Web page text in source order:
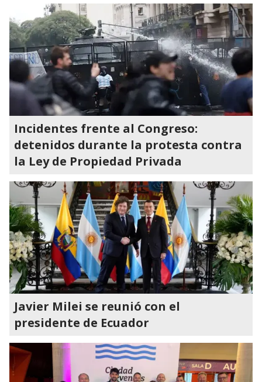
Incidentes frente al Congreso:
detenidos durante la protesta contra
la Ley de Propiedad Privada
Javier Milei se reunió con el
presidente de Ecuador